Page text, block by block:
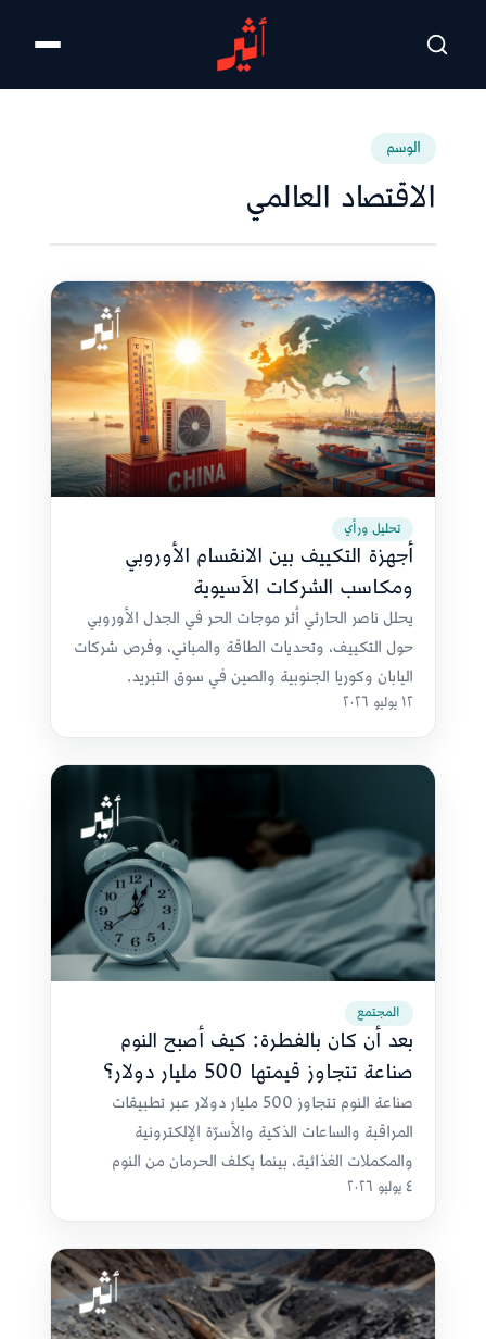
تخطى للمحتوى الرئيسي
الوسم
الاقتصاد العالمي
تحليل ورأي
أجهزة التكييف بين الانقسام الأوروبي
ومكاسب الشركات الآسيوية
يحلل ناصر الحارثي أثر موجات الحر في الجدل الأوروبي
حول التكييف، وتحديات الطاقة والمباني، وفرص شركات
اليابان وكوريا الجنوبية والصين في سوق التبريد.
١٢ يوليو ٢٠٢٦
المجتمع
بعد أن كان بالفطرة: كيف أصبح النوم
صناعة تتجاوز قيمتها 500 مليار دولار؟
صناعة النوم تتجاوز 500 مليار دولار عبر تطبيقات
المراقبة والساعات الذكية والأسرّة الإلكترونية
والمكملات الغذائية، بينما يكلف الحرمان من النوم
الاقتصاد العالمي مئات المليارات سنويًا
٤ يوليو ٢٠٢٦